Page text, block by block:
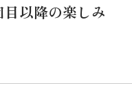
以降の楽しみ